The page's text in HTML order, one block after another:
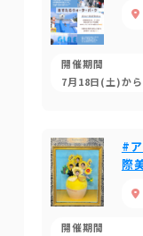
開催期間
7月18日(土)か
#
際
開催期間